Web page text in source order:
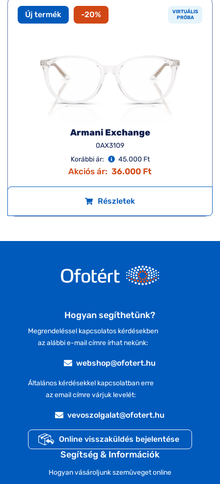
Új termék -20%
VIRTUÁLIS
PRÓBA
Armani Exchange
0AX3109
Korábbi ár:
45.000 Ft
Akciós ár: 36.000 Ft
Részletek
Hogyan segíthetünk?
Megrendeléssel kapcsolatos kérdésekben
az alábbi e-mail címre írhat nekünk:
webshop@ofotert.hu
Általános kérdésekkel kapcsolatban erre
az email címre várjuk levelét:
vevoszolgalat@ofotert.hu
Online visszaküldés bejelentése
Segítség & Információk
Hogyan vásároljunk szemüveget online